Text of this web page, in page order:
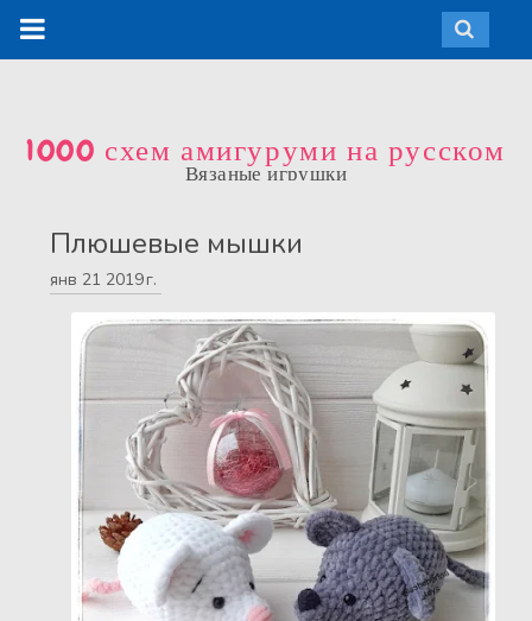
1000 схем амигуруми на русском
Вязаные игрушки
Плюшевые мышки
янв 21 2019 г.